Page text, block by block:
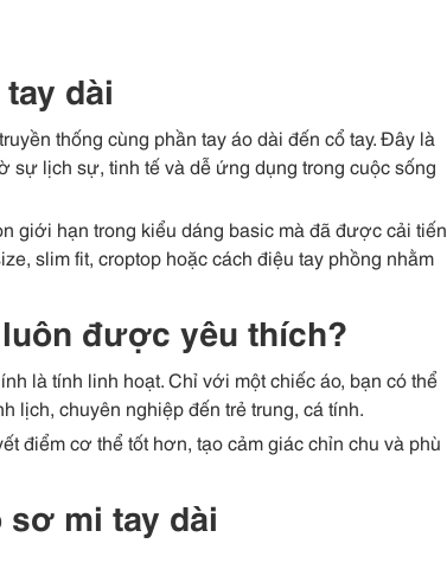
dài
thống cùng phần tay áo dài đến cổ tay. Đây là
sự lịch sự, tinh tế và dễ ứng dụng trong cuộc sống
giới hạn trong kiểu dáng basic mà đã được cải tiến
slim fit, croptop hoặc cách điệu tay phồng nhằm
được yêu thích?
là tính linh hoạt. Chỉ với một chiếc áo, bạn có thể
lịch, chuyên nghiệp đến trẻ trung, cá tính.
điểm cơ thể tốt hơn, tạo cảm giác chỉn chu và phù
mi tay dài